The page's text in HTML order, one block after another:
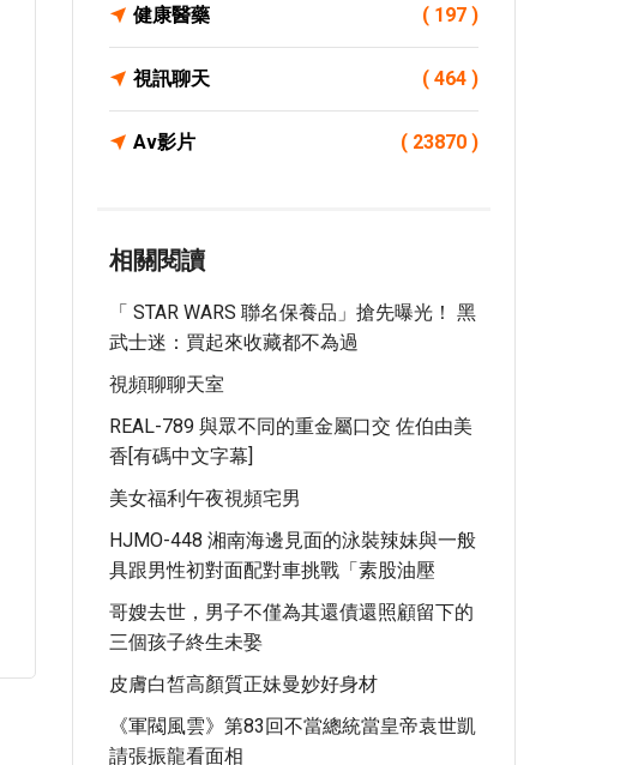
健康醫藥 ( 197 )
視訊聊天 ( 464 )
Av影片 ( 23870 )
相關閱讀
「 STAR WARS 聯名保養品」搶先曝光！ 黑
武士迷：買起來收藏都不為過
視頻聊聊天室
REAL-789 與眾不同的重金屬口交 佐伯由美
香[有碼中文字幕]
美女福利午夜視頻宅男
HJMO-448 湘南海邊見面的泳裝辣妹與一般
具跟男性初對面配對車挑戰「素股油壓
哥嫂去世，男子不僅為其還債還照顧留下的
三個孩子終生未娶
皮膚白皙高顏質正妹曼妙好身材
《軍閥風雲》第83回不當總統當皇帝袁世凱
請張振龍看面相